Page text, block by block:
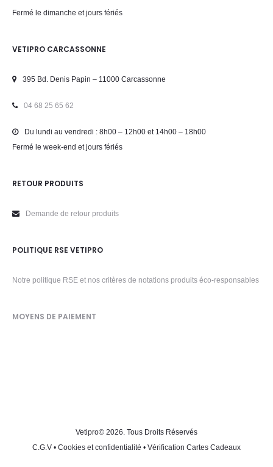
Fermé le dimanche et jours fériés
VETIPRO CARCASSONNE
395 Bd. Denis Papin – 11000 Carcassonne
04 68 25 65 62
Du lundi au vendredi : 8h00 – 12h00 et 14h00 – 18h00
Fermé le week-end et jours fériés
RETOUR PRODUITS
Demande de retour produits
POLITIQUE RSE VETIPRO
Notre politique RSE et nos critères de notations produits éco-responsables
MOYENS DE PAIEMENT
Vetipro© 2026. Tous Droits Réservés
C.G.V • Cookies et confidentialité • Vérification Cartes Cadeaux